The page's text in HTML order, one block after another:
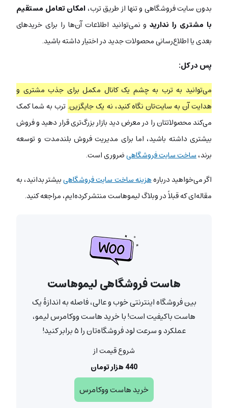
بدون سایت فروشگاهی و تنها از طریق ترب،امکان تعامل مستقیم
با مشتری را نداریدو نمی‌توانید اطلاعات آن‌ها را برای خریدهای
بعدی یا اطلاع‌رسانی محصولات جدید در اختیار داشته باشید.
پس در کل:
می‌توانید به ترب به چشم یک کانال مکمل برای جذب مشتری و
هدایت آن به سایت‌تان نگاه کنید، نه یک جایگزین.ترب به شما کمک
می‌کند محصولاتتان را در معرض دید بازار بزرگ‌تری قرار دهید و فروش
بیشتری داشته باشید، اما برای مدیریت فروش بلندمدت و توسعه
برند،ساخت سایت فروشگاهیضروری است.
اگر می‌خواهید دربارههزینه ساخت سایت فروشگاهیبیشتر بدانید، به
مقاله‌ای که قبلاً در وبلاگ لیموهاست منتشر کرده‌ایم، مراجعه کنید.
هاست فروشگاهی لیموهاست
بین فروشگاه اینترنتی خوب و عالی، فاصله به اندازۀ یک
هاست باکیفیت است! با خرید هاست ووکامرس لیمو،
عملکرد و سرعت لود فروشگاه‌تان را ۵ برابر کنید!
شروع قیمت از
440 هزار تومان
خرید هاست ووکامرس